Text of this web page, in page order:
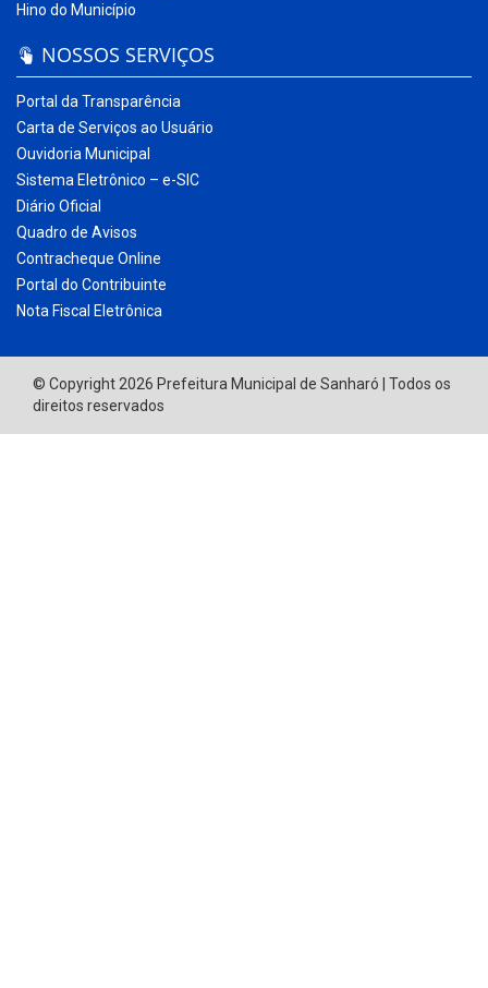
Hino do Município
NOSSOS SERVIÇOS
Portal da Transparência
Carta de Serviços ao Usuário
Ouvidoria Municipal
Sistema Eletrônico – e-SIC
Diário Oficial
Quadro de Avisos
Contracheque Online
Portal do Contribuinte
Nota Fiscal Eletrônica
© Copyright 2026 Prefeitura Municipal de Sanharó | Todos os
direitos reservados